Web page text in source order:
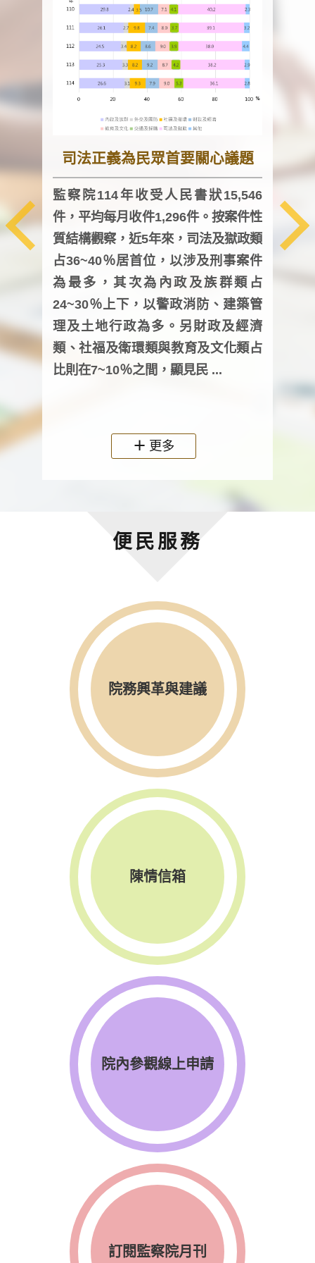
司法正義為民眾首要關心議題
監察院114年收受人民書狀15,546
件，平均每月收件1,296件。按案件性
質結構觀察，近5年來，司法及獄政類
占36~40％居首位，以涉及刑事案件
為最多，其次為內政及族群類占
24~30％上下，以警政消防、建築管
理及土地行政為多。另財政及經濟
類、社福及衛環類與教育及文化類占
比則在7~10％之間，顯見民 ...
監
均每
人
更多
便民服務
院務興革與建議
陳情信箱
院內參觀線上申請
訂閱監察院月刊